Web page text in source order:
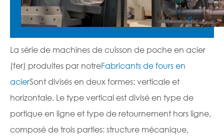
La série de machines de cuisson de poche en acier
(fer) produites par notreFabricants de fours en
acierSont divisés en deux formes: verticale et
horizontale. Le type vertical est divisé en type de
portique en ligne et type de retournement hors ligne,
composé de trois parties: structure mécanique,